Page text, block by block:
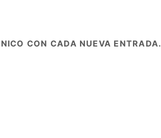
CON CADA NUEVA ENTRADA.